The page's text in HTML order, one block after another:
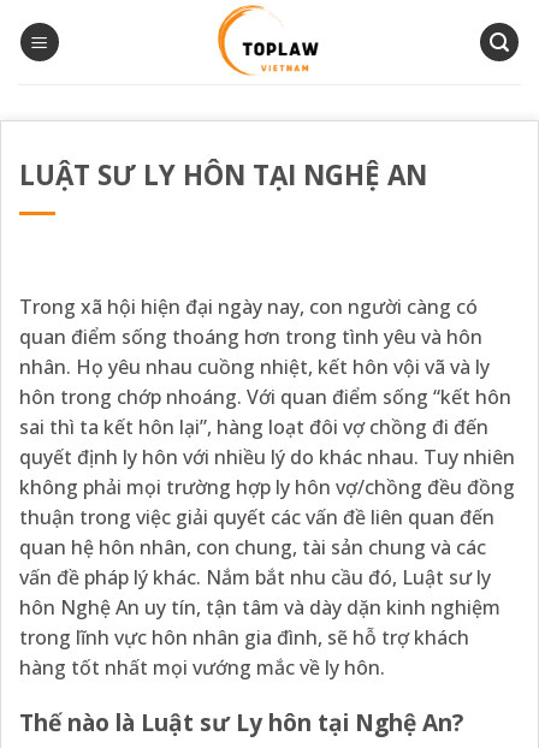
qua
LUẬT SƯ LY HÔN TẠI NGHỆ AN
Trong xã hội hiện đại ngày nay, con người càng có
quan điểm sống thoáng hơn trong tình yêu và hôn
nhân. Họ yêu nhau cuồng nhiệt, kết hôn vội vã và ly
hôn trong chớp nhoáng. Với quan điểm sống “kết hôn
sai thì ta kết hôn lại”, hàng loạt đôi vợ chồng đi đến
quyết định ly hôn với nhiều lý do khác nhau. Tuy nhiên
không phải mọi trường hợp ly hôn vợ/chồng đều đồng
thuận trong việc giải quyết các vấn đề liên quan đến
quan hệ hôn nhân, con chung, tài sản chung và các
vấn đề pháp lý khác. Nắm bắt nhu cầu đó, Luật sư ly
hôn Nghệ An uy tín, tận tâm và dày dặn kinh nghiệm
trong lĩnh vực hôn nhân gia đình, sẽ hỗ trợ khách
hàng tốt nhất mọi vướng mắc về ly hôn.
Thế nào là Luật sư Ly hôn tại Nghệ An?